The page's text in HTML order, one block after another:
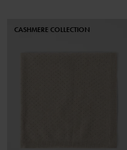
CASHMERE COLLECTION